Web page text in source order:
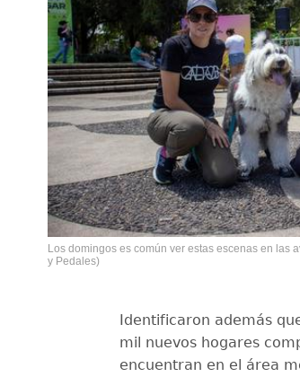
Los domingos es común ver estas escenas en las
y Pedales)
Identificaron además
mil nuevos hogares
encuentran en el área